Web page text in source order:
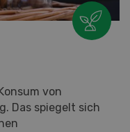
von
Das spiegelt sich